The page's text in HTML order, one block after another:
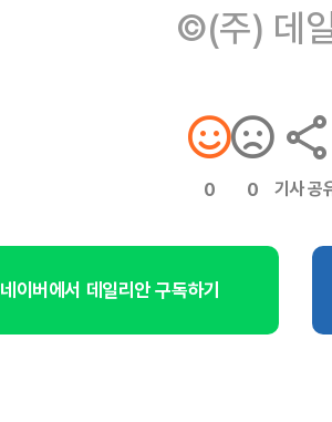
©(주) 데
0 0 기사 공
네이버에서 데일리안 구독하기